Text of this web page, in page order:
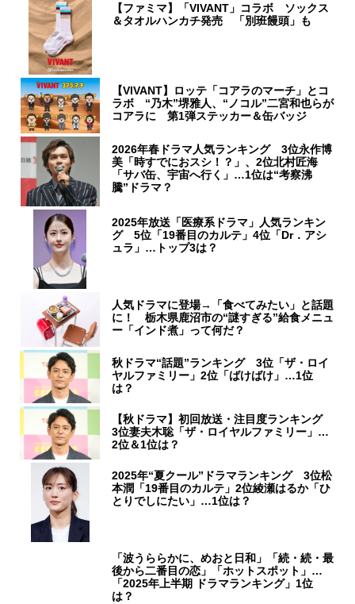
【ファミマ】「VIVANT」コラボ ソックス
＆タオルハンカチ発売 「別班饅頭」も
【VIVANT】ロッテ「コアラのマーチ」とコ
ラボ “乃木”堺雅人、“ノコル”二宮和也らが
コアラに 第1弾ステッカー＆缶バッジ
2026年春ドラマ人気ランキング 3位永作博
美「時すでにおスシ！？」、2位北村匠海
「サバ缶、宇宙へ行く」…1位は“考察沸
騰”ドラマ？
2025年放送「医療系ドラマ」人気ランキン
グ 5位「19番目のカルテ」4位「Dr．アシ
ュラ」…トップ3は？
人気ドラマに登場→「食べてみたい」と話題
に！ 栃木県鹿沼市の“謎すぎる”給食メニュ
ー「インド煮」って何だ？
秋ドラマ“話題”ランキング 3位「ザ・ロイ
ヤルファミリー」2位「ばけばけ」…1位
は？
【秋ドラマ】初回放送・注目度ランキング
3位妻夫木聡「ザ・ロイヤルファミリー」…
2位＆1位は？
2025年“夏クール”ドラマランキング 3位松
本潤「19番目のカルテ」2位綾瀬はるか「ひ
とりでしにたい」…1位は？
「波うららかに、めおと日和」「続・続・最
後から二番目の恋」「ホットスポット」…
「2025年上半期 ドラマランキング」1位
は？